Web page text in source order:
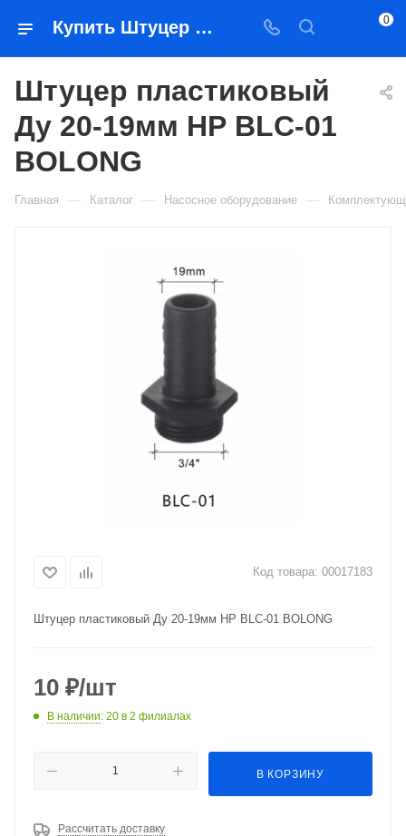
Купить Штуцер пластиковый Ду 20-19мм НР BLC-01 BOLONG в Якутске — цена, характеристики, подбор | Востоктехторг 0
Штуцер пластиковый
Ду 20-19мм НР BLC-01
BOLONG
Главная — Каталог — Насосное оборудование —
Код товара: 00017183
Штуцер пластиковый Ду 20-19мм НР BLC-01 BOLONG
10 ₽/шт
В наличии: 20 в 2 филиалах
В КОРЗИНУ
Рассчитать доставку